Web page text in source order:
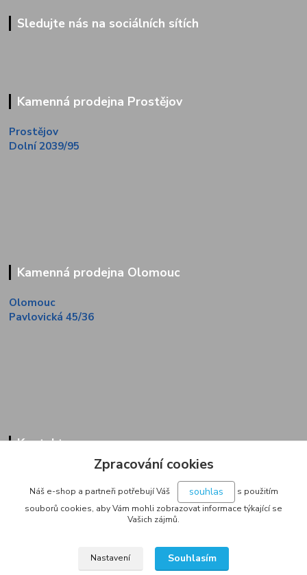
Sledujte nás na sociálních sítích
Kamenná prodejna Prostějov
Prostějov
Dolní 2039/95
Kamenná prodejna Olomouc
Olomouc
Pavlovická 45/36
Kontakty
Zákaznická linka
+420 733 713 851
Zpracování cookies
Náš e-shop a partneři potřebují Váš souhlas
s použitím
souborů cookies, aby Vám mohli zobrazovat informace týkající se
Vašich zájmů.
Nastavení Souhlasím